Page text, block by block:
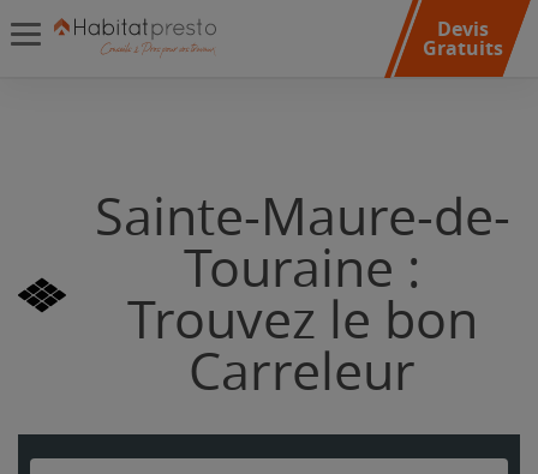
Devis
Gratuits
Sainte-Maure-de-
Touraine :
Trouvez le bon
Carreleur